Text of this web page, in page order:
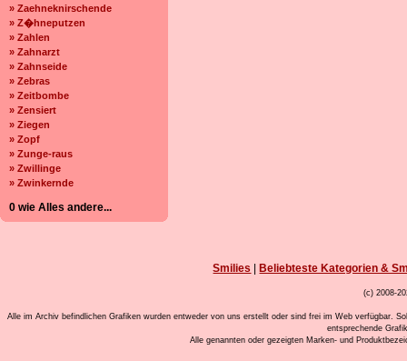
» Zaehneknirschende
» Z�hneputzen
» Zahlen
» Zahnarzt
» Zahnseide
» Zebras
» Zeitbombe
» Zensiert
» Ziegen
» Zopf
» Zunge-raus
» Zwillinge
» Zwinkernde
0 wie Alles andere...
Smilies Beliebteste Kategorien &
(c) 2008-
Alle im Archiv befindlichen Grafiken wurden entweder von uns erstellt oder sind frei im Web verfügbar.
entsprechende
Alle genannten oder gezeigten Marken- und